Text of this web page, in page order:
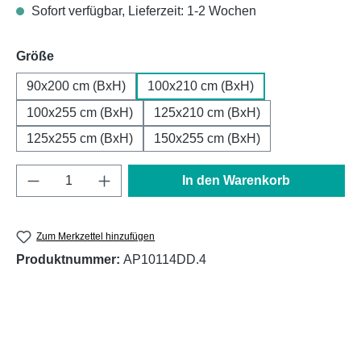
Sofort verfügbar, Lieferzeit: 1-2 Wochen
Größeauswählen
90x200 cm (BxH)
100x210 cm (BxH)
100x255 cm (BxH)
125x210 cm (BxH)
125x255 cm (BxH)
150x255 cm (BxH)
Produkt Anzahl: Gib den gewünschten
In den Warenkorb
Zum Merkzettel hinzufügen
Produktnummer: AP10114DD.4